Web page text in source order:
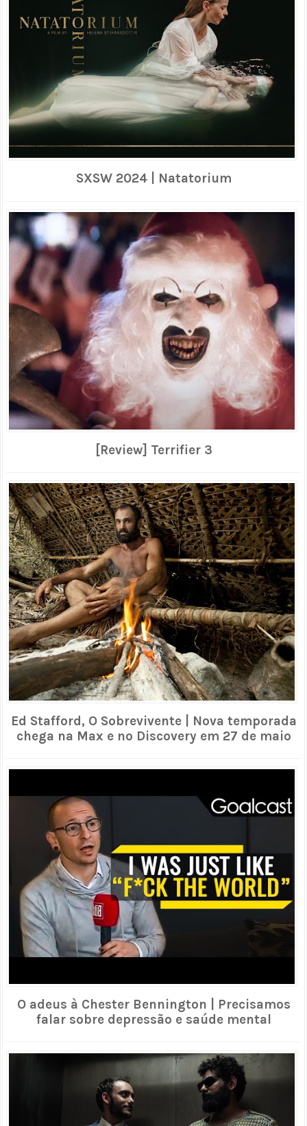
SXSW 2024 | Natatorium
[Review] Terrifier 3
Ed Stafford, O Sobrevivente | Nova temporada
chega na Max e no Discovery em 27 de maio
O adeus à Chester Bennington | Precisamos
falar sobre depressão e saúde mental